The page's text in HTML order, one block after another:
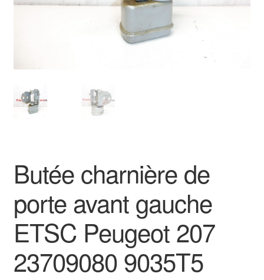
Procédure de Réclamation
Butée charnière de
porte avant gauche
ETSC Peugeot 207
23709080 9035T5